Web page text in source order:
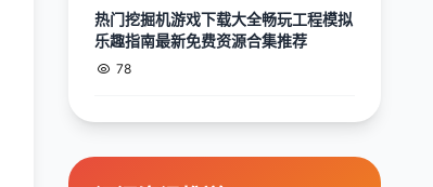
热门挖掘机游戏下载大全畅玩工程模拟
乐趣指南最新免费资源合集推荐
78